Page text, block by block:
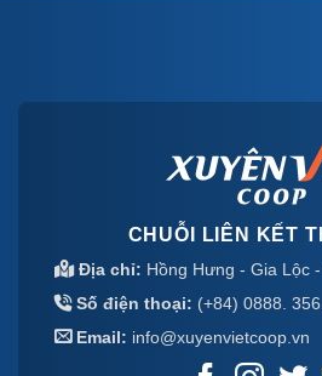
CHUỖI LIÊN KẾT
Địa chỉ: Hồng Hưng - Gia Lộc
Số điện thoại: (+84) 0888.
Email: info@xuyenvietcoop.vn